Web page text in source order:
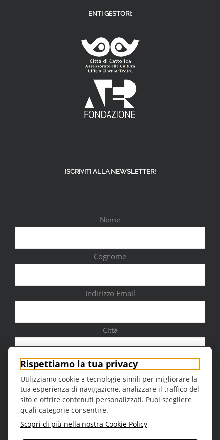
ENTI GESTORI:
ISCRIVITI ALLA NEWSLETTER!
Nome
Cognome
Indirizzo Email
Città
Sesso
Rispettiamo la tua privacy
Utilizziamo cookie e tecnologie simili per migliorare la
tua esperienza di navigazione, analizzare il traffico del
sito e offrire contenuti personalizzati. Puoi scegliere
quali categorie consentire.
Scopri di più nella nostra Cookie Policy